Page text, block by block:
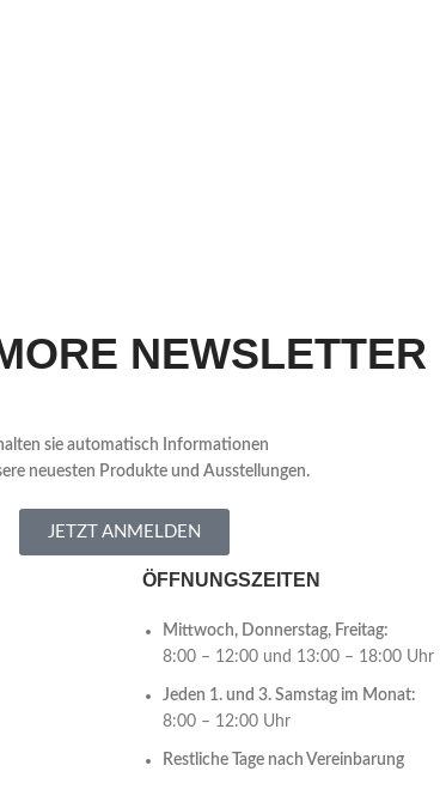
NEWSLETTER
sie automatisch Informationen
neuesten Produkte und Ausstellungen.
JETZT ANMELDEN
ÖFFNUNGSZEITEN
Mittwoch, Donnerstag, Freitag:
8:00 – 12:00 und 13:00 – 18:00 Uhr
Jeden 1. und 3. Samstag im Monat:
8:00 – 12:00 Uhr
Restliche Tage nach Vereinbarung